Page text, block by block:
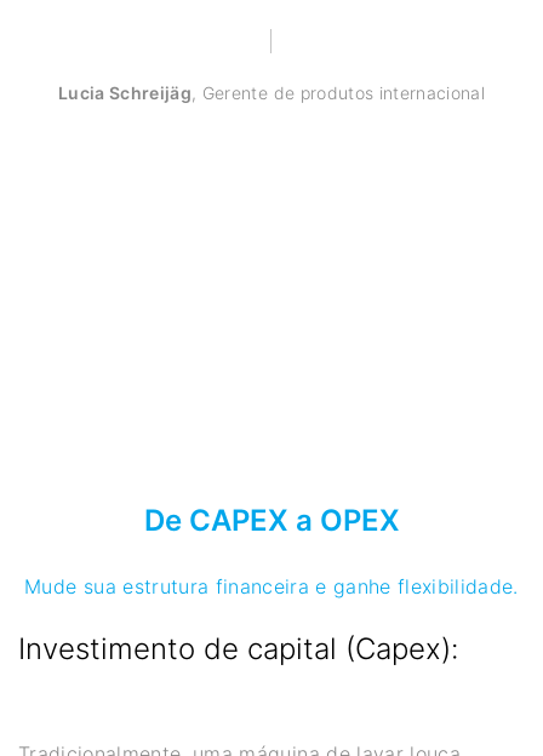
Lucia Schreijäg, Gerente de produtos internacional
De CAPEX a OPEX
Mude sua estrutura financeira e ganhe flexibilidade.
Investimento de capital (Capex):